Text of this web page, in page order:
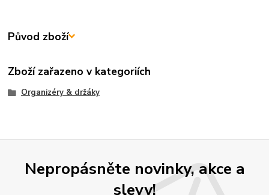
Původ zboží
Zboží zařazeno v kategoriích
Organizéry & držáky
Nepropásněte novinky, akce a
slevy!